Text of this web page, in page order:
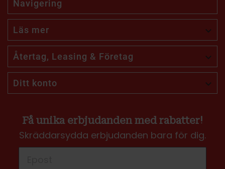
Navigering
Läs mer 
Återtag, Leasing & Företag 
Ditt konto 
Få unika erbjudanden med rabatter!
Skräddarsydda erbjudanden bara för dig.